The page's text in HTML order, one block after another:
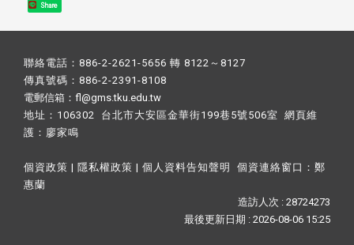
Share
聯絡電話：886-2-2621-5656 轉 8122～8127
傳真號碼：886-2-2391-8108
電郵信箱：fl@gms.tku.edu.tw
地址：106302 台北市大安區金華街199巷5號506室 網頁維
護： 廖家鳴​
個資政策 | 隱私權政策 | 個人資料告知聲明 個資連絡窗口： 鄭
惠蘭
造訪人次 : 28724273
最後更新日期 :2026-08-06 15:25